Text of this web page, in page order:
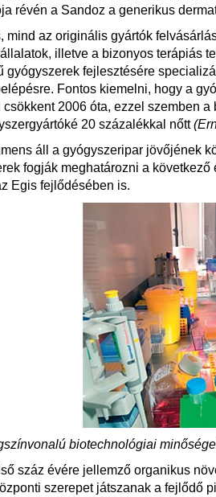
révén a Sandoz a generikus
mind az originális gyártók
illetve a bizonyos terápiás
gyógyszerek fejlesztésére
Fontos kiemelni, hogy a
csökkent 2006 óta, ezzel szemben
20 százalékkal nőtt
áll a gyógyszeripar jövőjének
fogják meghatározni a
Egis fejlődésében is.
biotechnológiai
száz évére jellemző organikus
szerepet játszanak a fejlődő